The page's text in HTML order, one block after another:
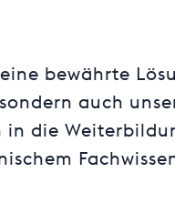
bewährte
auch
die